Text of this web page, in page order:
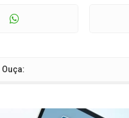
Ouça: